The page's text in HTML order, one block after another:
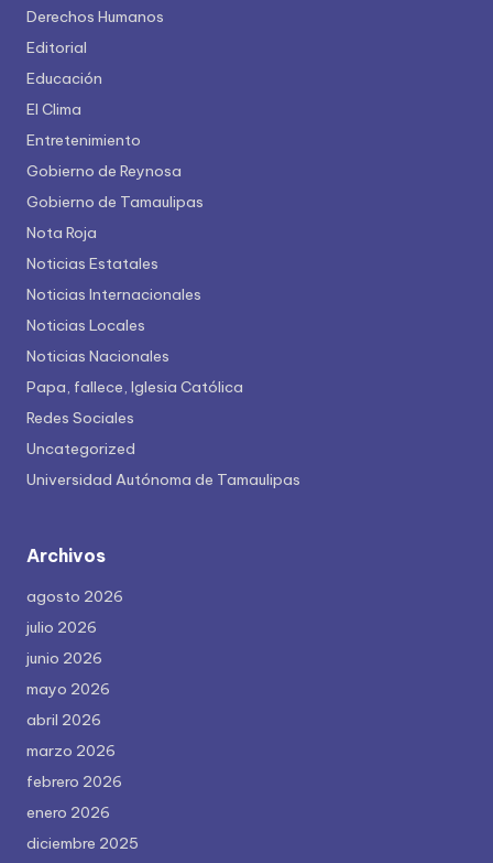
Derechos Humanos
Editorial
Educación
El Clima
Entretenimiento
Gobierno de Reynosa
Gobierno de Tamaulipas
Nota Roja
Noticias Estatales
Noticias Internacionales
Noticias Locales
Noticias Nacionales
Papa, fallece, Iglesia Católica
Redes Sociales
Uncategorized
Universidad Autónoma de Tamaulipas
Archivos
agosto 2026
julio 2026
junio 2026
mayo 2026
abril 2026
marzo 2026
febrero 2026
enero 2026
diciembre 2025